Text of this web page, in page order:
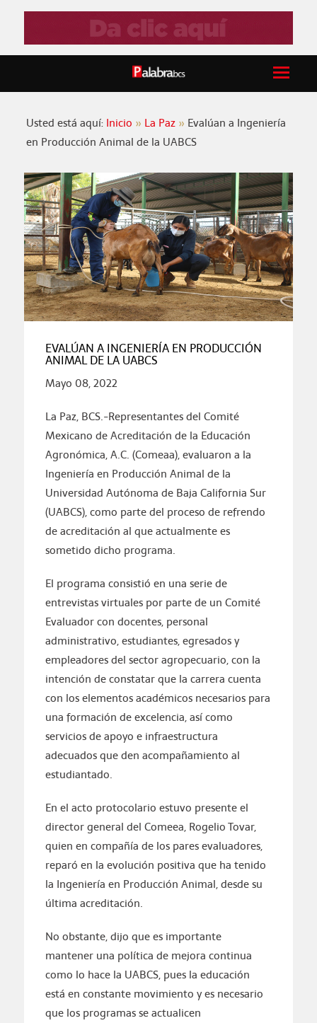
Usted está aquí: Inicio La Paz
Evalúan a Ingeniería
en Producción Animal de la UABCS
EVALÚAN A INGENIERÍA EN PRODUCCIÓN
ANIMAL DE LA UABCS
Mayo 08, 2022
La Paz, BCS.-Representantes del Comité
Mexicano de Acreditación de la Educación
Agronómica, A.C. (Comeaa), evaluaron a la
Ingeniería en Producción Animal de la
Universidad Autónoma de Baja California Sur
(UABCS), como parte del proceso de refrendo
de acreditación al que actualmente es
sometido dicho programa.
El programa consistió en una serie de
entrevistas virtuales por parte de un Comité
Evaluador con docentes, personal
administrativo, estudiantes, egresados y
empleadores del sector agropecuario, con la
intención de constatar que la carrera cuenta
con los elementos académicos necesarios para
una formación de excelencia, así como
servicios de apoyo e infraestructura
adecuados que den acompañamiento al
estudiantado.
En el acto protocolario estuvo presente el
director general del Comeea, Rogelio Tovar,
quien en compañía de los pares evaluadores,
reparó en la evolución positiva que ha tenido
la Ingeniería en Producción Animal, desde su
última acreditación.
No obstante, dijo que es importante
mantener una política de mejora continua
como lo hace la UABCS, pues la educación
está en constante movimiento y es necesario
que los programas se actualicen